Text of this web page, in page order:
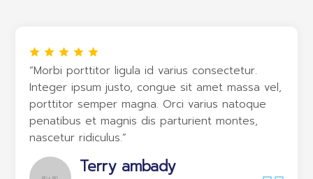
“Morbi porttitor ligula id varius consectetur.
Integer ipsum justo, congue sit amet massa vel,
porttitor semper magna. Orci varius natoque
penatibus et magnis dis parturient montes,
nascetur ridiculus.”
Terry ambady